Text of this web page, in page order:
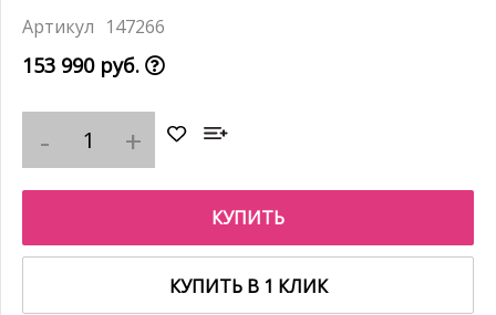
147266
153 990 руб.
КУПИТЬ
КУПИТЬ В 1 КЛИК